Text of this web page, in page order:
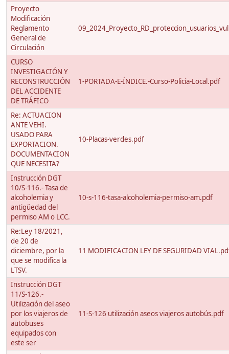
Proyecto
Modificación
Reglamento
General de
Circulación
CURSO
INVESTIGACIÓN Y
RECONSTRUCCIÓN
DEL ACCIDENTE
DE TRÁFICO
1-PORTADA-E-ÍNDICE.-Curso-Policía-Local.pdf
Re: ACTUACION
ANTE VEHI.
USADO PARA
EXPORTACION.
DOCUMENTACION
QUE NECESITA?
10-Placas-verdes.pdf
Instrucción DGT
10/S-116.- Tasa de
alcoholemia y
antigüedad del
permiso AM o LCC.
10-s-116-tasa-alcoholemia-permiso-am.pdf
Re:Ley 18/2021,
de 20 de
diciembre, por la
que se modifica la
LTSV.
11 MODIFICACION LEY DE SEGURIDAD
Instrucción DGT
11/S-126.-
Utilización del aseo
por los viajeros de
autobuses
equipados con
este ser
11-S-126 utilización aseos viajeros autobús.pdf